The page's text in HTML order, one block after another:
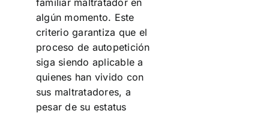
familiar maltratador en
algún momento. Este
criterio garantiza que el
proceso de autopetición
siga siendo aplicable a
quienes han vivido con
sus maltratadores, a
pesar de su estatus